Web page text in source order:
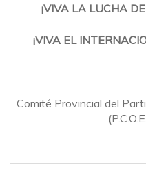
¡VIVA LA LUCHA
¡VIVA EL
Comité Provincial del